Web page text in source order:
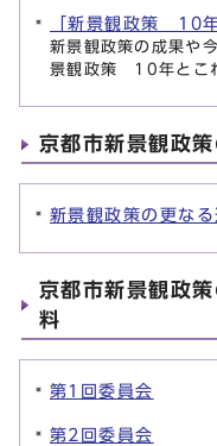
「新景観政策 10
新景観政策の成果や
景観政策 10年とこ
京都市新景観政
新景観政策の更な
京都市新景観政
料
第1回委員会
第2回委員会